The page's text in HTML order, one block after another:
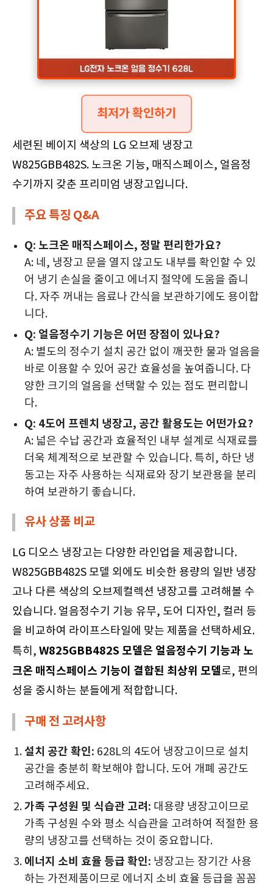
최저가 확인하기
세련된 베이지 색상의 LG 오브제 냉장고
W825GBB482S. 노크온 기능, 매직스페이스, 얼음정
수기까지 갖춘 프리미엄 냉장고입니다.
주요 특징 Q&A
Q: 노크온 매직스페이스, 정말 편리한가요?
A: 네, 냉장고 문을 열지 않고도 내부를 확인할 수 있
어 냉기 손실을 줄이고 에너지 절약에 도움을 줍니
다. 자주 꺼내는 음료나 간식을 보관하기에도 용이합
니다.
Q: 얼음정수기 기능은 어떤 장점이 있나요?
A: 별도의 정수기 설치 공간 없이 깨끗한 물과 얼음을
바로 이용할 수 있어 공간 효율성을 높여줍니다. 다
양한 크기의 얼음을 선택할 수 있는 점도 편리합니
다.
Q: 4도어 프렌치 냉장고, 공간 활용도는 어떤가요?
A: 넓은 수납 공간과 효율적인 내부 설계로 식재료를
더욱 체계적으로 보관할 수 있습니다. 특히, 하단 냉
동고는 자주 사용하는 식재료와 장기 보관용을 분리
하여 보관하기 좋습니다.
유사 상품 비교
LG 디오스 냉장고는 다양한 라인업을 제공합니다.
W825GBB482S 모델 외에도 비슷한 용량의 일반 냉장
고나 다른 색상의 오브제컬렉션 냉장고를 고려해볼 수
있습니다. 얼음정수기 기능 유무, 도어 디자인, 컬러 등
을 비교하여 라이프스타일에 맞는 제품을 선택하세요.
특히, W825GBB482S 모델은 얼음정수기 기능과 노
크온 매직스페이스 기능이 결합된 최상위 모델로, 편의
성을 중시하는 분들에게 적합합니다.
구매 전 고려사항
설치 공간 확인: 628L의 4도어 냉장고이므로 설치
공간을 충분히 확보해야 합니다. 도어 개폐 공간도
고려해주세요.
가족 구성원 및 식습관 고려: 대용량 냉장고이므로
가족 구성원 수와 평소 식습관을 고려하여 적절한 용
량의 냉장고를 선택하는 것이 중요합니다.
에너지 소비 효율 등급 확인: 냉장고는 장기간 사용
하는 가전제품이므로 에너지 소비 효율 등급을 꼼꼼